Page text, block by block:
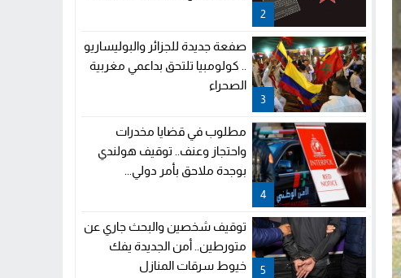
2
3
صفعة جديدة للجزائر والبوليساريو
.. كولومبيا تلتحق بداعمي مغربية
الصحراء
4
مطلوب في قضايا مخدرات
واحتجاز وعنف.. توقيف هولندي
بوجدة ملاحق بأمر دولي...
5
توقيف شخصين والبحث جاري عن
متورطين.. أمن الجديدة يفك
خيوط سرقات المنازل